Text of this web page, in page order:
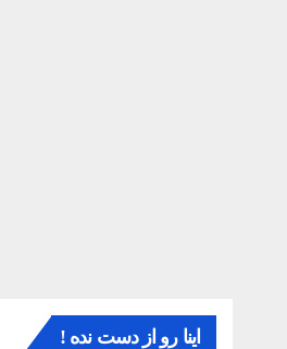
اینا رو از دست نده !